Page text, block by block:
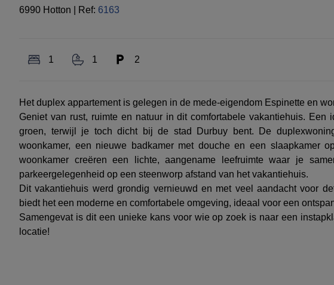
6990 Hotton Ref: 6163
1 1 2
Het duplex appartement is gelegen in de mede-eigendom Espinette en
Geniet van rust, ruimte en natuur in dit comfortabele vakantiehuis.
groen, terwijl je toch dicht bij de stad Durbuy bent. De
woonkamer, een nieuwe badkamer met douche en een slaapkamer
woonkamer creëren een lichte, aangename leefruimte waar je
parkeergelegenheid op een steenworp afstand van het vakantiehuis.
Dit vakantiehuis werd grondig vernieuwd en met veel aandacht voor
biedt het een moderne en comfortabele omgeving, ideaal voor een
Samengevat is dit een unieke kans voor wie op zoek is naar een
locatie!